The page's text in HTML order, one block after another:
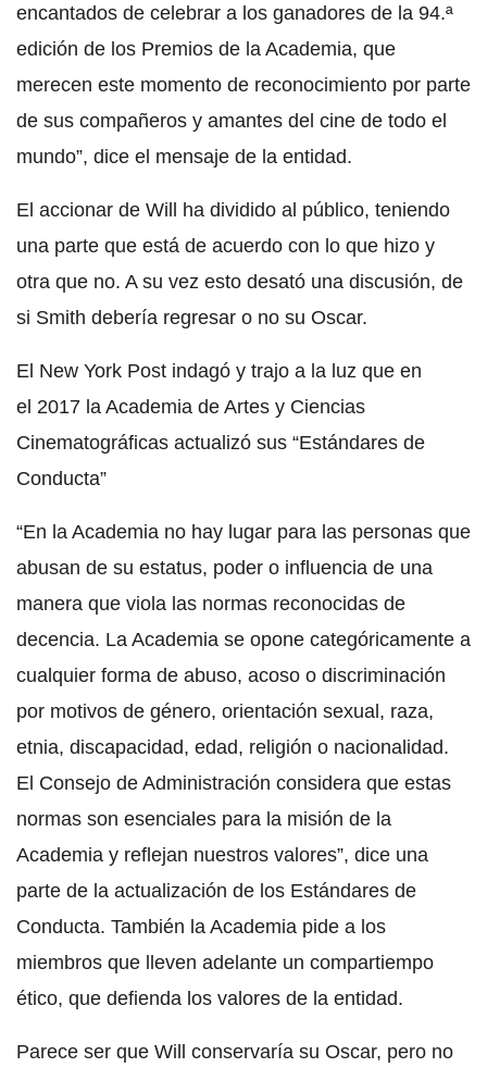
encantados de celebrar a los ganadores de la 94.ª
edición de los Premios de la Academia, que
merecen este momento de reconocimiento por parte
de sus compañeros y amantes del cine de todo el
mundo”, dice el mensaje de la entidad.
El accionar de Will ha dividido al público, teniendo
una parte que está de acuerdo con lo que hizo y
otra que no. A su vez esto desató una discusión, de
si Smith debería regresar o no su Oscar.
El New York Post indagó y trajo a la luz que en
el 2017 la Academia de Artes y Ciencias
Cinematográficas actualizó sus “Estándares de
Conducta”
“En la Academia no hay lugar para las personas que
abusan de su estatus, poder o influencia de una
manera que viola las normas reconocidas de
decencia. La Academia se opone categóricamente a
cualquier forma de abuso, acoso o discriminación
por motivos de género, orientación sexual, raza,
etnia, discapacidad, edad, religión o nacionalidad.
El Consejo de Administración considera que estas
normas son esenciales para la misión de la
Academia y reflejan nuestros valores”, dice una
parte de la actualización de los Estándares de
Conducta. También la Academia pide a los
miembros que lleven adelante un compartiempo
ético, que defienda los valores de la entidad.
Parece ser que Will conservaría su Oscar, pero no